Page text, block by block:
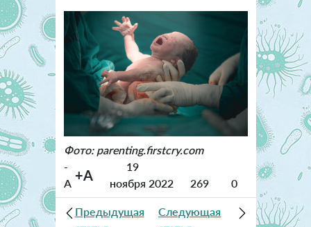
Фото: parenting.firstcry.com
-
A +A
19
ноября 2022
269 0
Предыдущая
Следующая